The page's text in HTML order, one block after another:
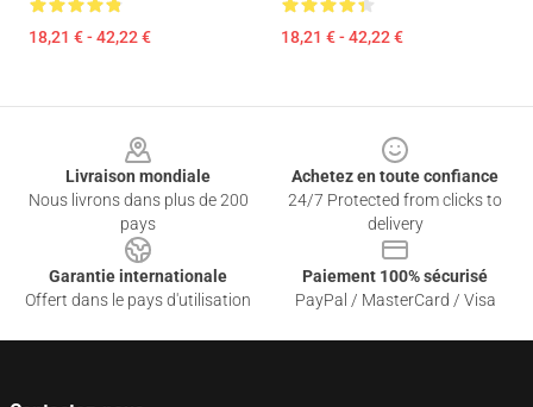
18,21 € - 42,22 € 18,21 € - 42,22 €
Livraison mondiale
Nous livrons dans plus de 200
pays
Achetez en toute confiance
24/7 Protected from clicks to
delivery
Garantie internationale
Offert dans le pays d'utilisation
Paiement 100% sécurisé
PayPal / MasterCard / Visa